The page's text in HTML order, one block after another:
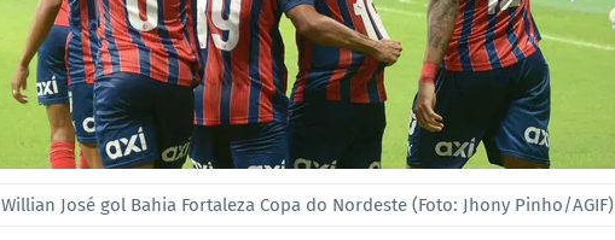
Willian José gol Bahia Fortaleza Copa do Nordeste (Foto: Jhony Pinho/AGIF)